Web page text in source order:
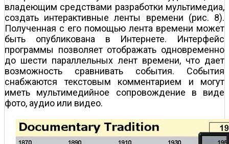
владеющим средствами разработки мультимедиа,
создать интерактивные ленты времени (рис. 8).
Полученная с его помощью лента времени может
быть опубликована в Интернете. Интерфейс
программы позволяет отображать одновременно
до шести параллельных лент времени, что дает
возможность сравнивать события. События
снабжаются текстовым комментарием и могут
иметь мультимедийное сопровождение в виде
фото, аудио или видео.